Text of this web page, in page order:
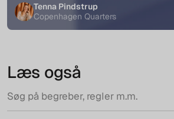
Tenna Pindstrup
Copenhagen Quarters
Læs også